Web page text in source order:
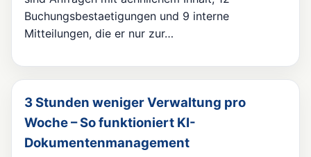
Buchungsbestaetigungen und 9 interne
Mitteilungen, die er nur zur…
3 Stunden weniger Verwaltung pro
Woche – So funktioniert KI-
Dokumentenmanagement